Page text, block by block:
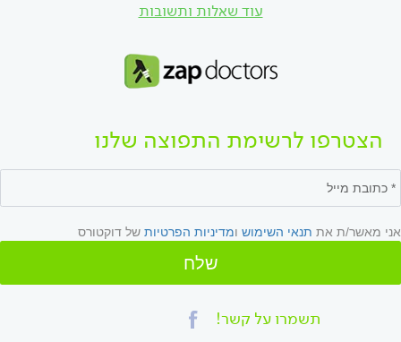
עוד שאלות ותשובות
הצטרפו לרשימת התפוצה שלנו
אני מאשר/ת את תנאי השימוש ומדיניות הפרטיות של דוקטורס
שלח
תשמרו על קשר!